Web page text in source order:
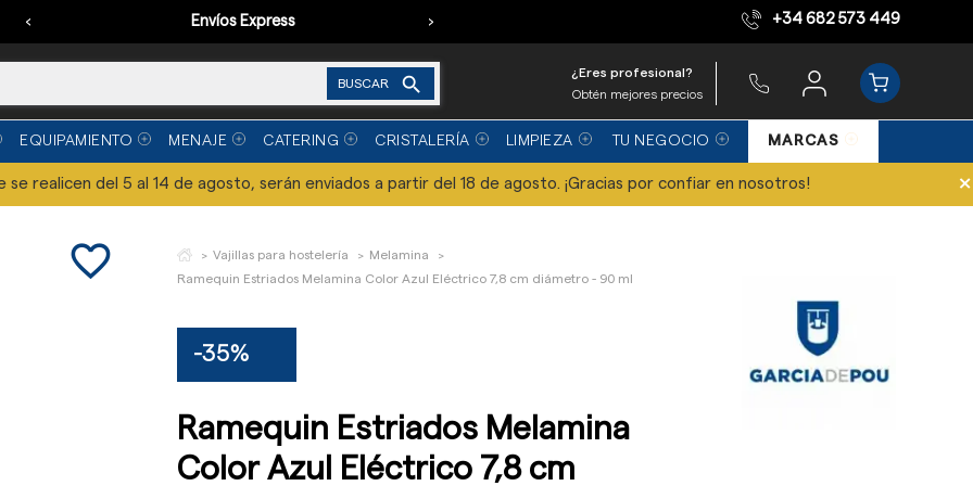
Envíos Express Equipo de expertos
‹ › +34 682 573 449
BUSCAR 
¿Eres profesional?
Obtén mejores precios
EQUIPAMIENTO MENAJE CATERING CRISTALERÍA LIMPIEZA TU NEGOCIO MARCAS
se realicen del 5 al 14 de agosto, serán enviados a partir del 18 de agosto. ¡Gracias por confiar en nosotros! ×
favorite_border Vajillas para hostelería
Melamina
Ramequin Estriados Melamina Color Azul Eléctrico 7,8 cm diámetro - 90 ml
-35%
Ramequin Estriados Melamina
Color Azul Eléctrico 7,8 cm